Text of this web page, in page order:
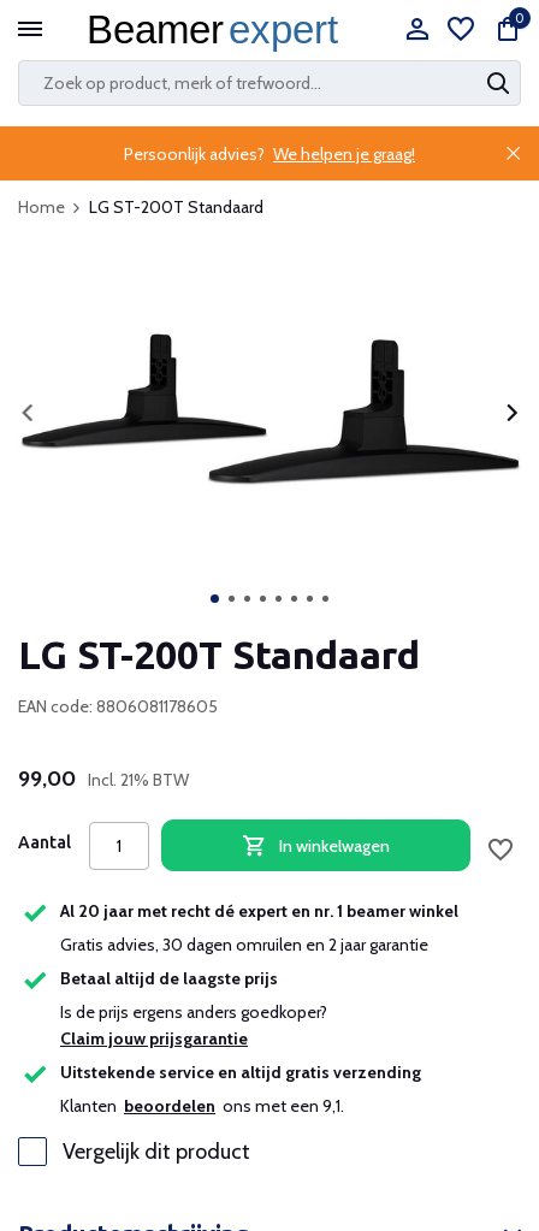
0
Persoonlijk advies? We helpen je graag!
Home LG ST-200T Standaard
LG ST-200T Standaard
EAN code: 8806081178605
99,00 Incl. 21% BTW
Aantal In winkelwagen
Al 20 jaar met recht dé expert en nr. 1 beamer winkel
Gratis advies, 30 dagen omruilen en 2 jaar garantie
Betaal altijd de laagste prijs
Is de prijs ergens anders goedkoper?
Claim jouw prijsgarantie
Uitstekende service en altijd gratis verzending
Klanten beoordelen ons met een 9,1.
Vergelijk dit product